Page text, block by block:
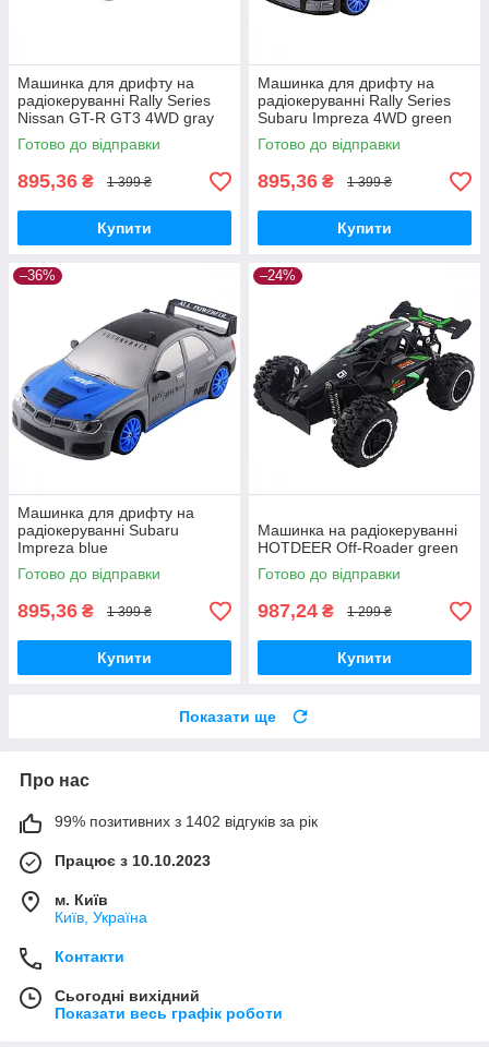
Машинка для дрифту на
радіокеруванні Rally Series
Nissan GT-R GT3 4WD gray
Готово до відправки
895,36 ₴ 1 399 ₴
Купити
Машинка для дрифту на
радіокеруванні Rally Series
Subaru Impreza 4WD green
Готово до відправки
895,36 ₴ 1 399 ₴
Купити
–36%
Машинка для дрифту на
радіокеруванні Subaru
Impreza blue
Готово до відправки
895,36 ₴ 1 399 ₴
Купити
–24%
Машинка на радіокеруванні
HOTDEER Off-Roader green
Готово до відправки
987,24 ₴ 1 299 ₴
Купити
Показати ще
Про нас
99% позитивних з 1402 відгуків за рік
Працює з 10.10.2023
м. Київ
Київ, Україна
Контакти
Сьогодні вихідний
Показати весь графік роботи